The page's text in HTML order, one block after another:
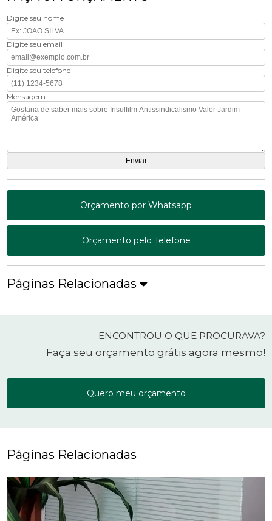
Digite seu nome
Digite seu email
Digite seu telefone
Mensagem
Orçamento por Whatsapp
Orçamento pelo Telefone
Páginas Relacionadas
ENCONTROU O QUE PROCURAVA?
Faça seu orçamento grátis agora mesmo!
Quero meu orçamento
Páginas Relacionadas